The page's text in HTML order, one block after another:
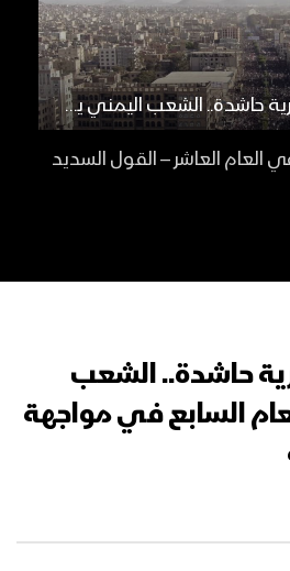
بمسيرات جماهيرية حاشدة.. الشعب اليمني يدشن العام السابع في مواجهة العدوان وأدواته
العام العاشر – القول السديد
الثورة السيد عبدالملك بدرالدين
الذكرى التاسعة لليوم
1445هـ
حاشدة.. الشعب
السابع في مواجهة